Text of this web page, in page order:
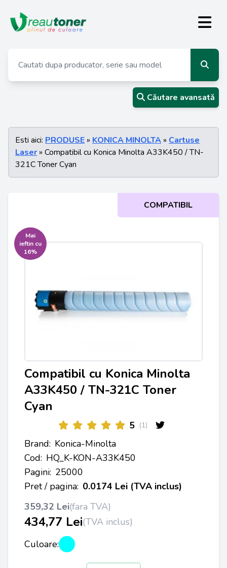
Căutare avansată
Esti aici: PRODUSE » KONICA MINOLTA » Cartuse
Laser » Compatibil cu Konica Minolta A33K450 / TN-
321C Toner Cyan
COMPATIBIL
Mai
ieftin cu
16%
Compatibil cu Konica Minolta
A33K450 / TN-321C Toner
Cyan
5 (1)
Brand: Konica-Minolta
Cod: HQ_K-KON-A33K450
Pagini: 25000
Pret / pagina: 0.0174 Lei (TVA inclus)
359,32 Lei(fara TVA)
434,77 Lei(TVA inclus)
Culoare: